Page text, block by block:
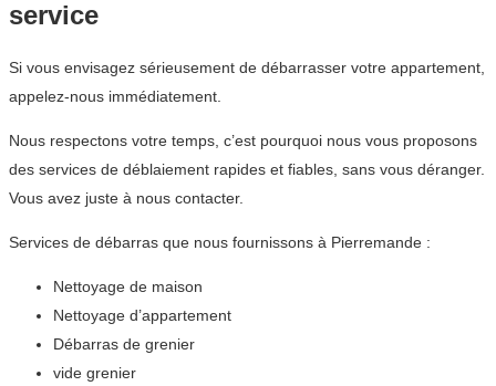
service
Si vous envisagez sérieusement de débarrasser votre appartement,
appelez-nous immédiatement.
Nous respectons votre temps, c’est pourquoi nous vous proposons
des services de déblaiement rapides et fiables, sans vous déranger.
Vous avez juste à nous contacter.
Services de débarras que nous fournissons à Pierremande :
Nettoyage de maison
Nettoyage d’appartement
Débarras de grenier
vide grenier